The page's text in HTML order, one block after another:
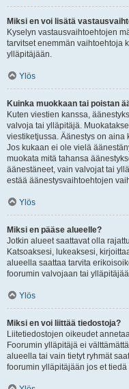
Miksi en voi lisätä
Kyselyn vastausvaihtoehtojen
tarvitset enemmän vaihtoehtoja
ylläpitäjään.
Ylös
Kuinka muokkaan tai poistan
Kuten viestien kanssa,
valvoja tai ylläpitäjä.
viestiketjussa. Äänestys on aina
Jos kukaan ei ole vielä
muokata mitä tahansa
äänestäneet, vain valvojat tai
estää äänestysvaihtoehtojen
Ylös
Miksi en pääse alueelle?
Jotkin alueet saattavat olla
Katsoaksesi, lukeaksesi,
alueella saattaa tarvita
foorumin valvojaan tai
Ylös
Miksi en voi liittää tiedostoja?
Liitetiedostojen oikeudet
Foorumin ylläpitäjä ei
alueella tai vain tietyt ryhmät
foorumin ylläpitäjään jos et